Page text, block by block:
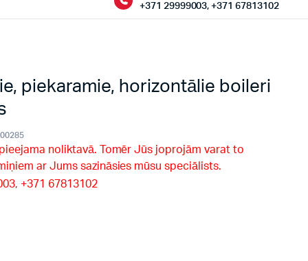
+371 29999003, +371 67813102
piekaramie, horizontālie boileri
noliktavā. Tomēr Jūs joprojām varat to
ar Jums sazināsies mūsu speciālists.
+371 67813102